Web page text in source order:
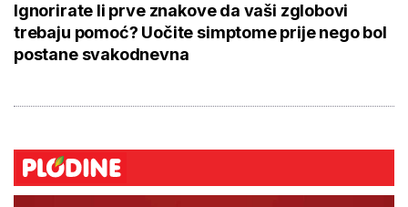
Ignorirate li prve znakove da vaši zglobovi
trebaju pomoć? Uočite simptome prije nego bol
postane svakodnevna